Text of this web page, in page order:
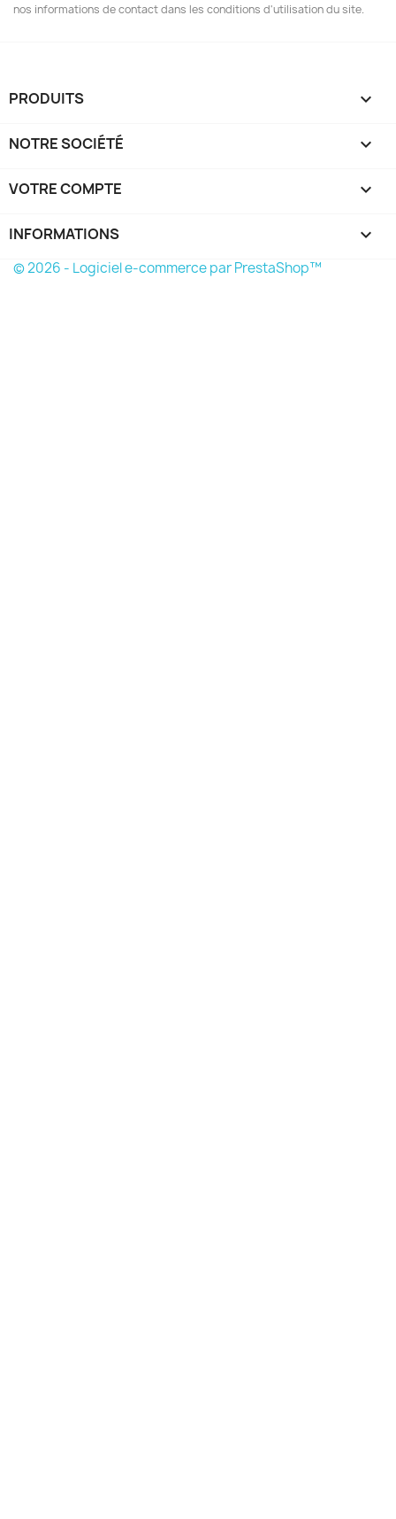
nos informations de contact dans les conditions d'utilisation du site.
PRODUITS 
NOTRE SOCIÉTÉ 
VOTRE COMPTE 
INFORMATIONS keyboard_arrow_down
© 2026 - Logiciel e-commerce par PrestaShop™